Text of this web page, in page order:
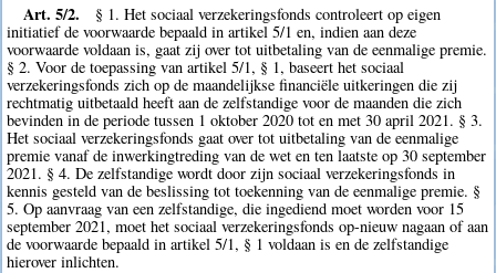
Art. 5/2.
§ 1. Het sociaal verzekeringsfonds controleert op eigen
initiatief de voorwaarde bepaald in artikel 5/1 en, indien aan deze
voorwaarde voldaan is, gaat zij over tot uitbetaling van de eenmalige premie.
§ 2. Voor de toepassing van artikel 5/1, § 1, baseert het sociaal
verzekeringsfonds zich op de maandelijkse financiële uitkeringen die zij
rechtmatig uitbetaald heeft aan de zelfstandige voor de maanden die zich
bevinden in de periode tussen 1 oktober 2020 tot en met 30 april 2021. § 3.
Het sociaal verzekeringsfonds gaat over tot uitbetaling van de eenmalige
premie vanaf de inwerkingtreding van de wet en ten laatste op 30 september
2021. § 4. De zelfstandige wordt door zijn sociaal verzekeringsfonds in
kennis gesteld van de beslissing tot toekenning van de eenmalige premie. §
5. Op aanvraag van een zelfstandige, die ingediend moet worden voor 15
september 2021, moet het sociaal verzekeringsfonds op-nieuw nagaan of aan
de voorwaarde bepaald in artikel 5/1, § 1 voldaan is en de zelfstandige
hierover inlichten.